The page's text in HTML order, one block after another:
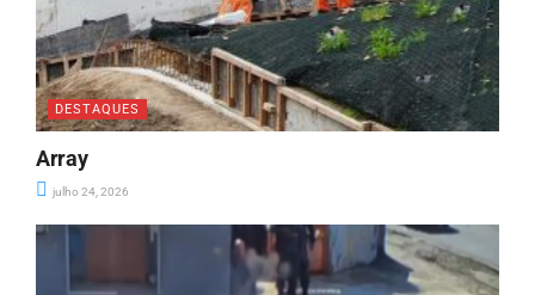
DESTAQUES
Array
julho 24, 2026